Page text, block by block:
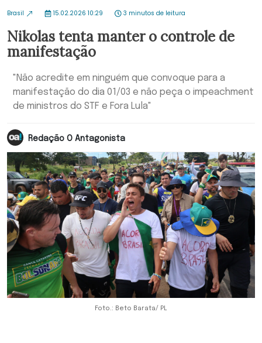
Brasil 15.02.2026 10:29 3 minutos de leitura
Nikolas tenta manter o controle de
manifestação
"Não acredite em ninguém que convoque para a
manifestação do dia 01/03 e não peça o impeachment
de ministros do STF e Fora Lula"
Redação O Antagonista
Foto.: Beto Barata/ PL